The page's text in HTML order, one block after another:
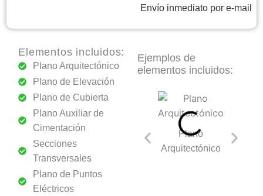
de
cantidad
Envío inmediato por e-mail
Elementos incluidos:
Plano Arquitectónico
Plano de Elevación
Plano de Cubierta
Plano Auxiliar de
Cimentación
Secciones
Transversales
Plano de Puntos
Eléctricos
Ejemplos de
elementos incluidos:
Plano
Arquitectónico